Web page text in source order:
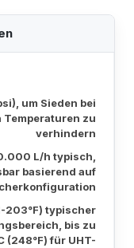
um Sieden bei
Temperaturen zu
verhindern
L/h typisch,
basierend auf
203°F) typischer
bis zu
(248°F) für UHT-